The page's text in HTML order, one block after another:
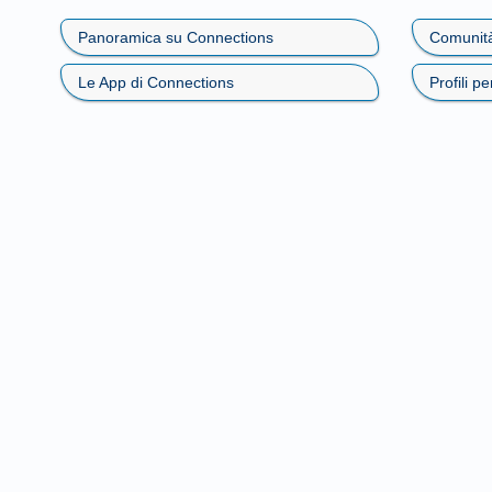
Panoramica su Connections
Le App di Connections Profili